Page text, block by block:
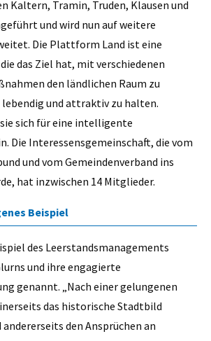
Kaltern, Tramin, Truden, Klausen und
und wird nun auf weitere
Die Plattform Land ist eine
das Ziel hat, mit verschiedenen
den ländlichen Raum zu
und attraktiv zu halten.
sich für eine intelligente
Die Interessensgemeinschaft, die vom
und vom Gemeindenverband ins
hat inzwischen 14 Mitglieder.
Beispiel
des Leerstandsmanagements
und ihre engagierte
genannt. „Nach einer gelungenen
das historische Stadtbild
den Ansprüchen an